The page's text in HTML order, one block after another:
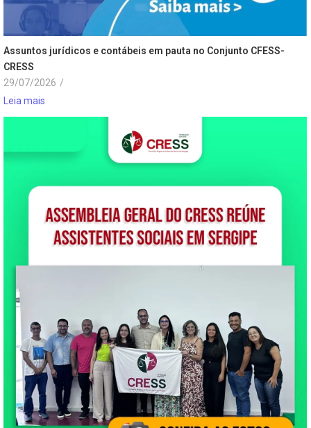
Assuntos jurídicos e contábeis em pauta no Conjunto CFESS-
CRESS
29/07/2026 /
Leia mais